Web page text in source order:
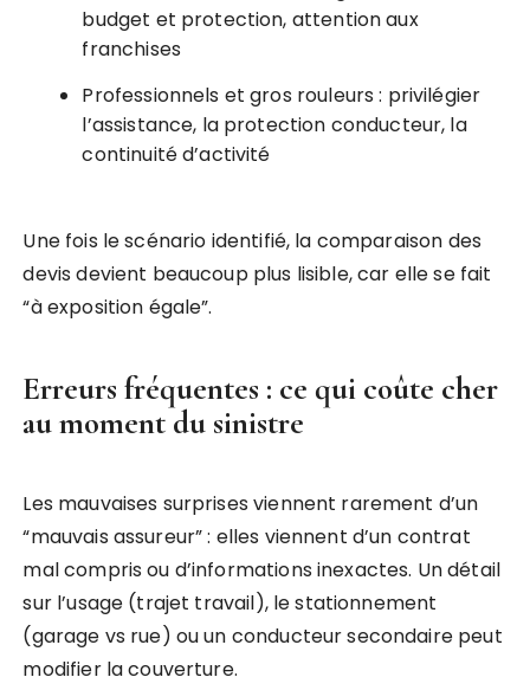
budget et protection, attention aux
franchises
Professionnels et gros rouleurs : privilégier
l’assistance, la protection conducteur, la
continuité d’activité
Une fois le scénario identifié, la comparaison des
devis devient beaucoup plus lisible, car elle se fait
“à exposition égale”.
Erreurs fréquentes : ce qui coûte cher
au moment du sinistre
Les mauvaises surprises viennent rarement d’un
“mauvais assureur” : elles viennent d’un contrat
mal compris ou d’informations inexactes. Un détail
sur l’usage (trajet travail), le stationnement
(garage vs rue) ou un conducteur secondaire peut
modifier la couverture.